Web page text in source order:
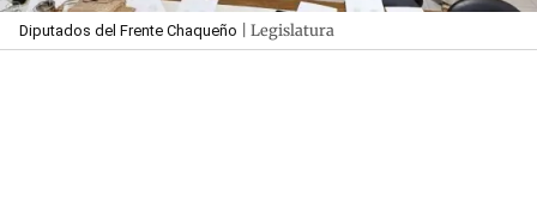
Diputados del Frente Chaqueño | Legislatura